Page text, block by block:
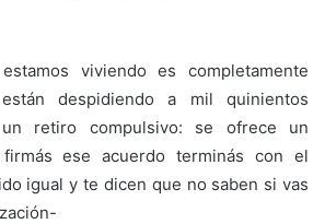
viviendo es completamente
despidiendo a mil quinientos
retiro compulsivo: se ofrece un
ese acuerdo terminás con el
igual y te dicen que no saben si vas